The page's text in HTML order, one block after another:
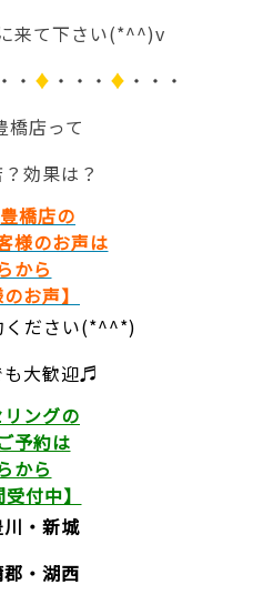
来て下さい(*^^)v
・ ♦ ・・・ ♦ ・・・
橋店って
効果は？
橋店の
様のお声は
から
お声】
ください(*^^*)
も大歓迎♬
ングの
予約は
から
受付中】
・新城
・湖西